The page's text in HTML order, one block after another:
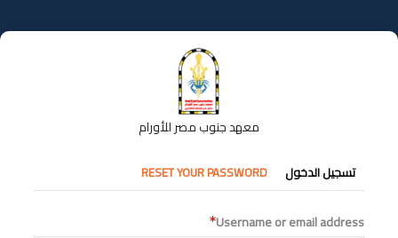
إلى
المحتوى
معهد جنوب مصر للأورام
التبويبات
الأساسية
تسجيل الدخول RESET YOUR PASSWORD
Username or email address